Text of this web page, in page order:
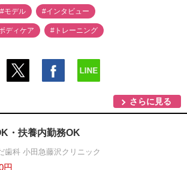
#モデル #インタビュー
ディケア #トレーニング
さらに見る
・扶養内勤務OK
歯科 小田急藤沢クリニック
円